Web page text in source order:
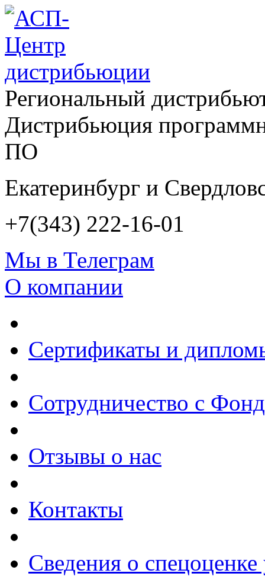
Региональный
Дистрибьюция
ПО
Екатеринбург и
+7(343) 222-16-01
Мы в Телеграм
О компании
Сертификаты и
Сотрудничество с
Отзывы о нас
Контакты
Сведения о